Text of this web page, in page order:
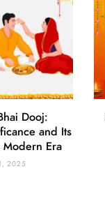
Dooj:
and Its
Modern Era
2025